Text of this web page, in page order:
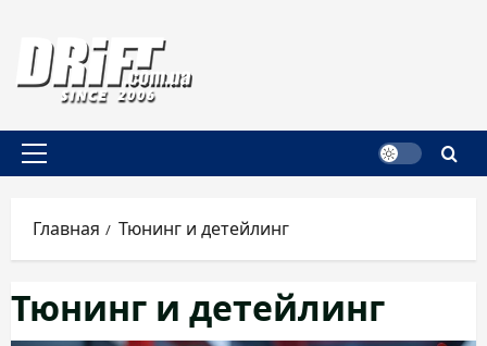
содержимому
Основное
Главная Тюнинг и детейлинг
Тюнинг и детейлинг